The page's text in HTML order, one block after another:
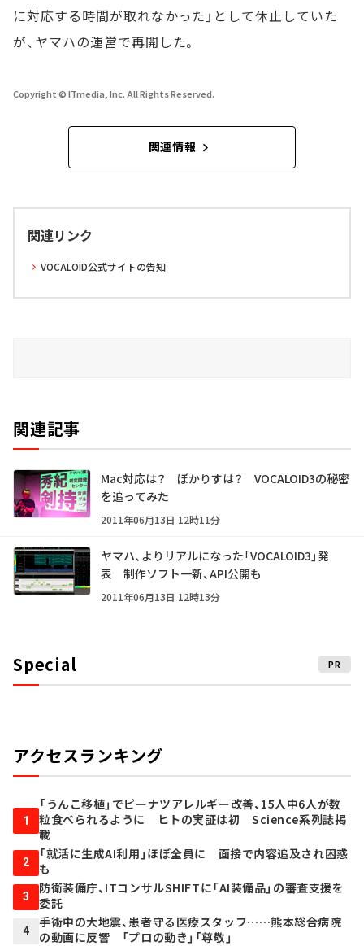
に対応する時間が取れなかった」として休止していた
が、ヤマハの運営で再開した。
Copyright © ITmedia, Inc. All Rights Reserved.
関連情報
関連リンク
VOCALOID公式サイトの告知
関連記事
Mac対応は？ ぼかりすは？ VOCALOID3の秘密
を追ってみた
2011年06月13日 12時11分
ヤマハ、よりリアルになった「VOCALOID3」発
表 制作ソフト一新、API公開も
2011年06月13日 12時13分
Special PR
アクセスランキング
1
「うんこ移植」でピーナツアレルギー改善、15人中6人が数
粒食べられるように ヒトの実証は初 Science系列誌掲
載
2
「就活に生成AI利用」ほぼ全員に 面接で内容追及され困惑
も
3
防衛装備庁、ITコンサルSHIFTに「AI装備品」の審査支援を
委託
4
手術中の大地震、患者守る医療スタッフ……熊本総合病院
の動画に反響 「プロの動き」「尊敬」